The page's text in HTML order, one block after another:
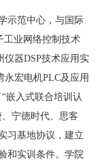
示范中心，与国际
工业网络控制技术
仪器DSP技术应用实
永宏电机PLC及应用
嵌入式联合培训认
宁德时代、思客
习基地协议，建立
和实训条件。学院